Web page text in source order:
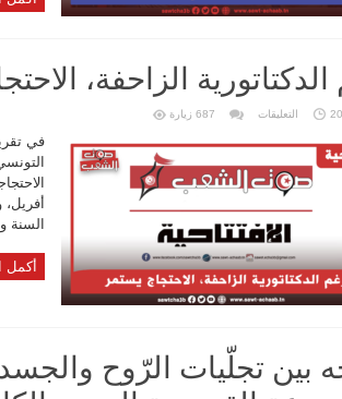
الزاحفة،
التعليقات على
الزاحفة،
يستمر
مغلقة
687 زيارة
في
السنة وذلك بـ248
أكمل
بين تجلّيات الرّوح